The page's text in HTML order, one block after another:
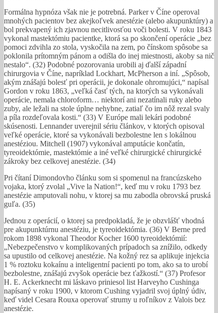
Formálna hypnóza však nie je potrebná. Parker v Číne operoval
mnohých pacientov bez akejkoľvek anestézie (alebo akupunktúry) a
bol prekvapený ich zjavnou necitlivosťou voči bolesti. V roku 1843
vykonal mastektómiu pacientke, ktorá sa po skončení operácie „bez
pomoci zdvihla zo stola, vyskočila na zem, po čínskom spôsobe sa
poklonila prítomným pánom a odišla do inej miestnosti, akoby sa nič
nestalo“. (32) Podobné pozorovania urobili aj ďalší západní
chirurgovia v Číne, napríklad Lockhart, McPherson a iní. „Spôsob,
akým znášajú bolesť pri operácii, je dokonale ohromujúci,“ napísal
Gordon v roku 1863, „veľká časť tých, na ktorých sa vykonávali
operácie, nemala chloroform… niektorí ani nezatínali ruky alebo
zuby, ale ležali na stole úplne nehybne, zatiaľ čo im nôž rezal svaly
a píla rozdeľovala kosti.“ (33) V Európe mali lekári podobné
skúsenosti. Lennander uverejnil sériu článkov, v ktorých opisoval
veľké operácie, ktoré sa vykonávali bezbolestne len s lokálnou
anestéziou. Mitchell (1907) vykonával amputácie končatín,
tyreoidektómie, mastektómie a iné veľké chirurgické chirurgické
zákroky bez celkovej anestézie. (34)
Pri čítaní Dimondovho článku som si spomenul na francúzskeho
vojaka, ktorý zvolal „Vive la Nation!“, keď mu v roku 1793 bez
anestézie amputovali nohu, v ktorej sa mu zabodla obrovská pruská
guľa. (35)
Jednou z operácií, o ktorej sa predpokladá, že je obzvlášť vhodná
pre akupunktúrnu anestéziu, je tyreoidektómia. (36) V Berne pred
rokom 1898 vykonal Theodor Kocher 1600 tyreoidektómií:
„Nebezpečenstvo v komplikovaných prípadoch sa znížilo, odkedy
sa upustilo od celkovej anestézie. Na kožný rez sa aplikuje injekcia
1 % roztoku kokaínu a inteligentní pacienti po tom, ako sa to urobí
bezbolestne, znášajú zvyšok operácie bez ťažkostí.“ (37) Profesor
H. E. Ackerknecht mi láskavo priniesol list Harveyho Cushinga
napísaný v roku 1900, v ktorom Cushing vyjadril svoj úplný údiv,
keď videl Cesara Rouxa operovať strumy u roľníkov z Valois bez
anestézie.